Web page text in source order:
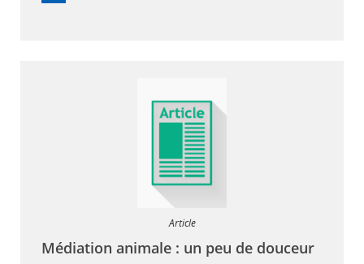
Article
Médiation animale : un peu de douceur